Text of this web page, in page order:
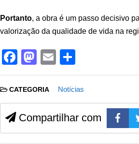
Portanto, a obra é um passo decisivo
valorização da qualidade de vida na
F
a
c
e
b
o
M
a
st
o
d
o
E
m
ail
h
ar
e
CATEGORIA Notícias
Compartilhar com